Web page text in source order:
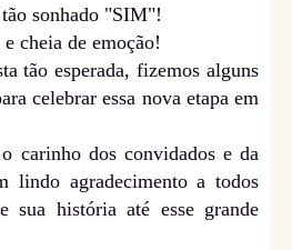
sonhado "SIM"!
cheia de emoção!
tão esperada, fizemos alguns
celebrar essa nova etapa em
carinho dos convidados e da
lindo agradecimento a todos
sua história até esse grande